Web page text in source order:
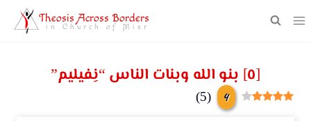
Theosis Across Borders
in Church of Misr
[٥] بنو الله وبنات الناس “نِفيليم”
4
(
5
)